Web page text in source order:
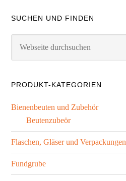
SUCHEN UND FINDEN
PRODUKT-KATEGORIEN
Bienenbeuten und Zubehör
Beutenzubeör
Flaschen, Gläser und Verpackungen
Fundgrube